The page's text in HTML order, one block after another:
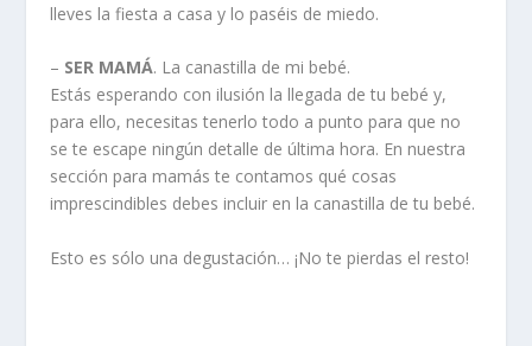
lleves la fiesta a casa y lo paséis de miedo.
– SER MAMÁ. La canastilla de mi bebé.
Estás esperando con ilusión la llegada de tu bebé y,
para ello, necesitas tenerlo todo a punto para que no
se te escape ningún detalle de última hora. En nuestra
sección para mamás te contamos qué cosas
imprescindibles debes incluir en la canastilla de tu bebé.
Esto es sólo una degustación… ¡No te pierdas el resto!